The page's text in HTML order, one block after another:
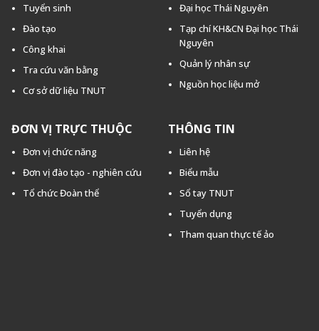
Tuyển sinh
Đào tạo
Công khai
Tra cứu văn bằng
Cơ sở dữ liệu TNUT
Đại học Thái Nguyên
Tạp chí KH&CN Đại học Thái
Nguyên
Quản lý nhân sự
Nguồn học liệu mở
ĐƠN VỊ TRỰC THUỘC
Đơn vị chức năng
Đơn vị đào tạo - nghiên cứu
Tổ chức Đoàn thể
THÔNG TIN
Liên hệ
Biểu mẫu
Sổ tay TNUT
Tuyển dụng
Tham quan thực tế ảo